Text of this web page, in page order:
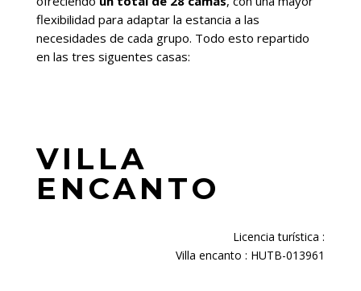
flexibilidad para adaptar la estancia a las
necesidades de cada grupo. Todo esto repartido
en las tres siguentes casas:
VILLA
ENCANTO
Licencia turística :
Villa encanto : HUTB-013961